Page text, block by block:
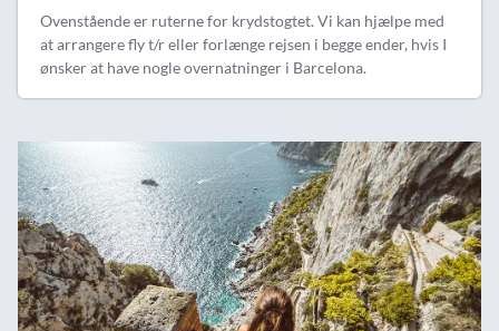
Ovenstående er ruterne for krydstogtet. Vi kan hjælpe med
at arrangere fly t/r eller forlænge rejsen i begge ender, hvis I
ønsker at have nogle overnatninger i Barcelona.